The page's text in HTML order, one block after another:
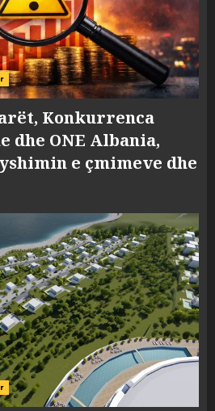
Konkurrenca
dhe ONE Albania,
e çmimeve dhe